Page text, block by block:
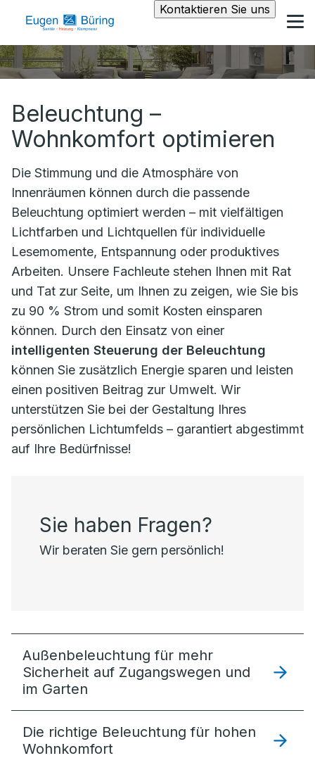
Kontaktieren Sie uns
Beleuchtung –
Wohnkomfort optimieren
Die Stimmung und die Atmosphäre von
Innenräumen können durch die passende
Beleuchtung optimiert werden – mit vielfältigen
Lichtfarben und Lichtquellen für individuelle
Lesemomente, Entspannung oder produktives
Arbeiten. Unsere Fachleute stehen Ihnen mit Rat
und Tat zur Seite, um Ihnen zu zeigen, wie Sie bis
zu 90 % Strom und somit Kosten einsparen
können. Durch den Einsatz von einer
intelligenten Steuerung der Beleuchtung
können Sie zusätzlich Energie sparen und leisten
einen positiven Beitrag zur Umwelt. Wir
unterstützen Sie bei der Gestaltung Ihres
persönlichen Lichtumfelds – garantiert abgestimmt
auf Ihre Bedürfnisse!
Sie haben Fragen?
Wir beraten Sie gern persönlich!
Außenbeleuchtung für mehr
Sicherheit auf Zugangswegen und
im Garten
Die richtige Beleuchtung für hohen
Wohnkomfort